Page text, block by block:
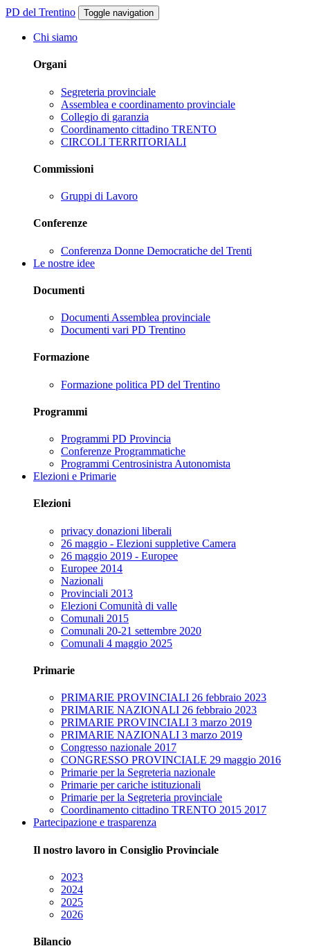
PD del Trentino Toggle navigation
Chi siamo
Organi
Segreteria provinciale
Assemblea e coordinamento provinciale
Collegio di garanzia
Coordinamento cittadino TRENTO
CIRCOLI TERRITORIALI
Commissioni
Gruppi di Lavoro
Conferenze
Conferenza Donne Democratiche del Trenti
Le nostre idee
Documenti
Documenti Assemblea provinciale
Documenti vari PD Trentino
Formazione
Formazione politica PD del Trentino
Programmi
Programmi PD Provincia
Conferenze Programmatiche
Programmi Centrosinistra Autonomista
Elezioni e Primarie
Elezioni
privacy donazioni liberali
26 maggio - Elezioni suppletive Camera
26 maggio 2019 - Europee
Europee 2014
Nazionali
Provinciali 2013
Elezioni Comunità di valle
Comunali 2015
Comunali 20-21 settembre 2020
Comunali 4 maggio 2025
Primarie
PRIMARIE PROVINCIALI 26 febbraio 2023
PRIMARIE NAZIONALI 26 febbraio 2023
PRIMARIE PROVINCIALI 3 marzo 2019
PRIMARIE NAZIONALI 3 marzo 2019
Congresso nazionale 2017
CONGRESSO PROVINCIALE 29 maggio 2016
Primarie per la Segreteria nazionale
Primarie per cariche istituzionali
Primarie per la Segreteria provinciale
Coordinamento cittadino TRENTO 2015 2017
Partecipazione e trasparenza
Il nostro lavoro in Consiglio Provinciale
2023
2024
2025
2026
Bilancio